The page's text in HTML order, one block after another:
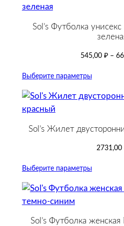
Sol’s Футболка
545,00 ₽ –
Выберите параметры
Sol’s Жилет
2731,00
Выберите параметры
Sol’s Футболка